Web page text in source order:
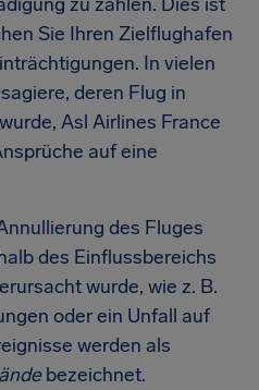
Sie Ihren Zielflughafen
In vielen
deren Flug in
Asl Airlines France
auf eine
des Fluges
des Einflussbereichs
wurde, wie z. B.
oder ein Unfall auf
werden als
bezeichnet.